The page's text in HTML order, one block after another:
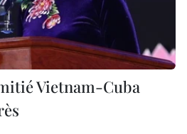
Vietnam-Cuba